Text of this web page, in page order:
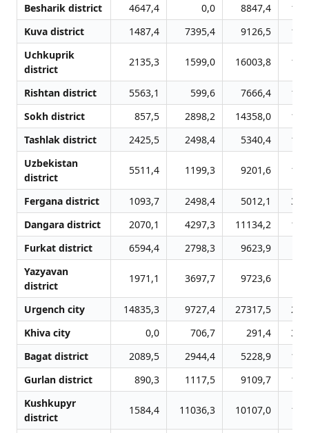
Besharik district
4647,4 0,0 8847,4
Kuva district
1487,4 7395,4 9126,5
Uchkuprik
district
2135,3 1599,0 16003,8
Rishtan district 5563,1 599,6 7666,4
Sokh district
857,5 2898,2 14358,0
Tashlak district
2425,5 2498,4 5340,4
Uzbekistan
district
5511,4 1199,3 9201,6
Fergana district 1093,7 2498,4 5012,1
Dangara district
2070,1 4297,3 11134,2
Furkat district
6594,4 2798,3 9623,9
Yazyavan
district
1971,1 3697,7 9723,6
Urgench city 14835,3 9727,4 27317,5
Khiva city
0,0 706,7 291,4
Bagat district
2089,5 2944,4 5228,9
Gurlan district
890,3 1117,5 9109,7
Kushkupyr
district
1584,4 11036,3 10107,0